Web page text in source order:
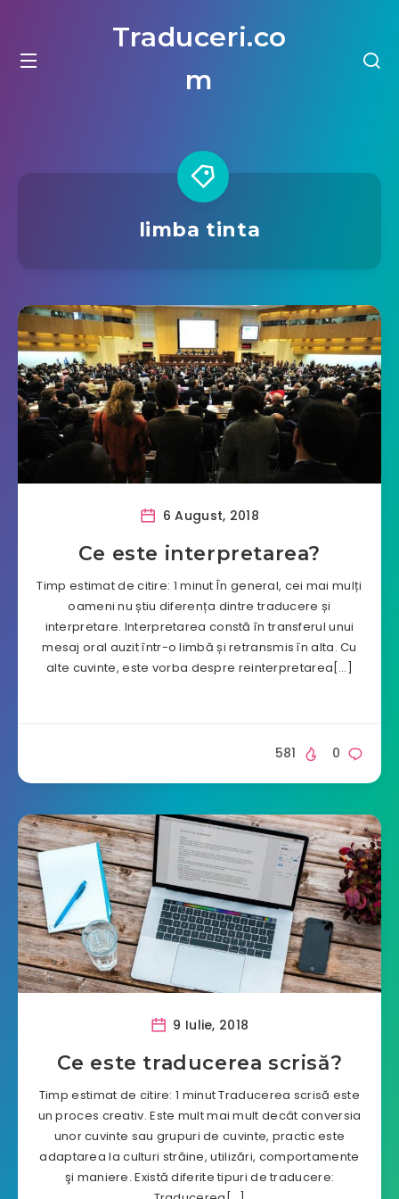
Traduceri.co
m
limba tinta
6 August, 2018
Ce este interpretarea?
Timp estimat de citire: 1 minut În general, cei mai mulți
oameni nu știu diferența dintre traducere și
interpretare. Interpretarea constă în transferul unui
mesaj oral auzit într-o limbă și retransmis în alta. Cu
alte cuvinte, este vorba despre reinterpretarea[…]
0
581
9 Iulie, 2018
Ce este traducerea scrisă?
Timp estimat de citire: 1 minut Traducerea scrisă este
un proces creativ. Este mult mai mult decât conversia
unor cuvinte sau grupuri de cuvinte, practic este
adaptarea la culturi străine, utilizări, comportamente
şi maniere. Există diferite tipuri de traducere: